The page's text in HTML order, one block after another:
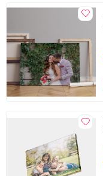
Kurutulmuş
Şaselerimiz
ağaçtan imal
Zamanla
yapmaz.
güvenle
özenli